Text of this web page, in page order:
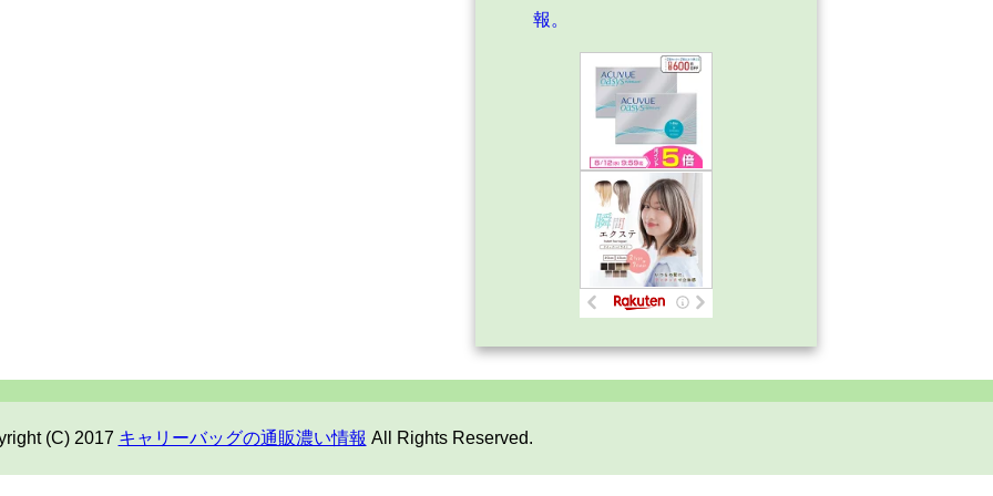
報。
(C) 2017 キャリーバッグの通販濃い情報 All Rights Reserved.